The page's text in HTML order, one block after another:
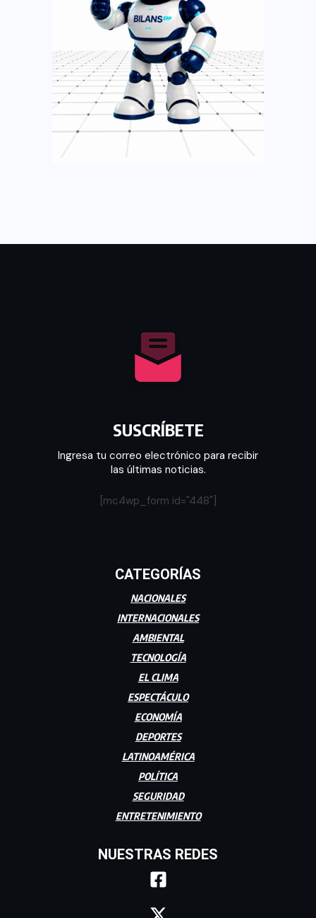
SUSCRÍBETE
Ingresa tu correo electrónico para recibir
las últimas noticias.
[mc4wp_form id="448"]
CATEGORÍAS
NACIONALES
INTERNACIONALES
AMBIENTAL
TECNOLOGÍA
EL CLIMA
ESPECTÁCULO
ECONOMÍA
DEPORTES
LATINOAMÉRICA
POLÍTICA
SEGURIDAD
ENTRETENIMIENTO
NUESTRAS REDES